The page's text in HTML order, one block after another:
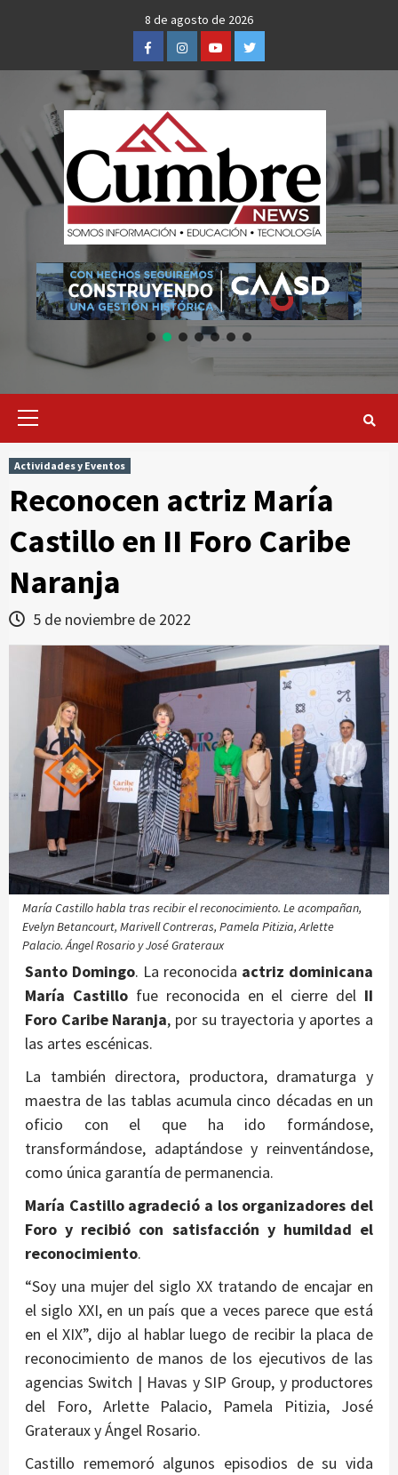
8 de agosto de 2026
FacebookInstagramYoutubeTwitter
Primary
Actividades y Eventos
Reconocen actriz María
Castillo en II Foro Caribe
Naranja
5 de noviembre de 2022
María Castillo habla tras recibir el reconocimiento. Le acompañan,
Evelyn Betancourt, Marivell Contreras, Pamela Pitizia, Arlette
Palacio. Ángel Rosario y José Grateraux
Santo Domingo. La reconocida actriz dominicana
María Castillofue reconocida en el cierre del II
Foro Caribe Naranja, por su trayectoria y aportes a
las artes escénicas.
La también directora, productora, dramaturga y
maestra de las tablas acumula cinco décadas en un
oficio con el que ha ido formándose,
transformándose, adaptándose y reinventándose,
como única garantía de permanencia.
María Castillo agradeció a los organizadores del
Foro y recibió con satisfacción y humildad el
reconocimiento.
“Soy una mujer del siglo XX tratando de encajar en
el siglo XXI, en un país que a veces parece que está
en el XIX”, dijo al hablar luego de recibir la placa de
reconocimiento de manos de los ejecutivos de las
agencias Switch | Havas y SIP Group, y productores
del Foro, Arlette Palacio, Pamela Pitizia, José
Grateraux y Ángel Rosario.
Castillo rememoró algunos episodios de su vida